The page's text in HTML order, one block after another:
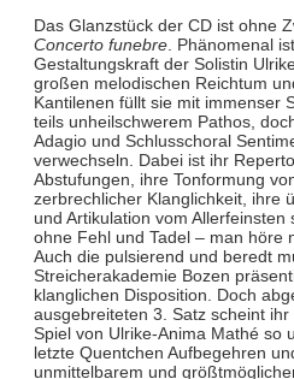
Das Glanzstück der CD ist ohne
Concerto funebre. Phänomenal
Gestaltungskraft der Solistin
großen melodischen Reichtum
Kantilenen füllt sie mit immenser
teils unheilschwerem Pathos,
Adagio und Schlusschoral
verwechseln. Dabei ist ihr
Abstufungen, ihre Tonformung
zerbrechlicher Klanglichkeit, ihre
und Artikulation vom
ohne Fehl und Tadel – man höre
Auch die pulsierend und beredt
Streicherakademie Bozen
klanglichen Disposition. Doch
ausgebreiteten 3. Satz scheint
Spiel von Ulrike-Anima Mathé so
letzte Quentchen Aufbegehren
unmittelbarem und